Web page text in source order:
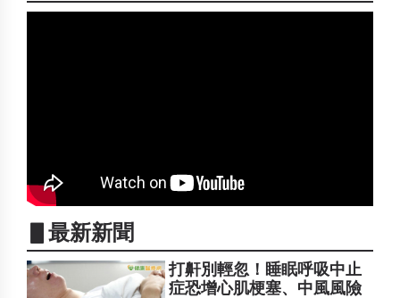
▋最新新聞
打鼾別輕忽！睡眠呼吸中止
症恐增心肌梗塞、中風風險